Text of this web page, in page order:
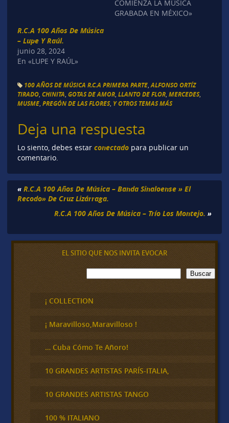
COMIENZA LA MÚSICA
GRABADA EN MÉXICO»
R.C.A 100 Años De Música
– Lupe Y Raúl.
junio 28, 2024
En «LUPE Y RAÚL»
100 AÑOS DE MÚSICA R.C.A PRIMERA PARTE,ALFONSO ORTÍZ
TIRADO, CHINITA, GOTAS DE AMOR, LLANTO DE FLOR, MERCEDES,
MUSME, PREGÓN DE LAS FLORES, Y OTROS TEMAS MÁS
Deja una respuesta
Lo siento, debes estar conectadopara publicar un
comentario.
« R.C.A 100 Años De Música – Banda Sinaloense » El
Recodo» De Cruz Lizárraga.
R.C.A 100 Años De Música – Trío Los Montejo. »
EL SITIO QUE NOS INVITA EVOCAR
B
u
c
a
Buscar
¡ COLLECTION
¡ Maravilloso,Maravilloso !
… Cuba Cómo Te Añoro!
10 GRANDES ARTISTAS PARÍS-ITALIA,
10 GRANDES ARTISTAS TANGO
100 % ITALIANO